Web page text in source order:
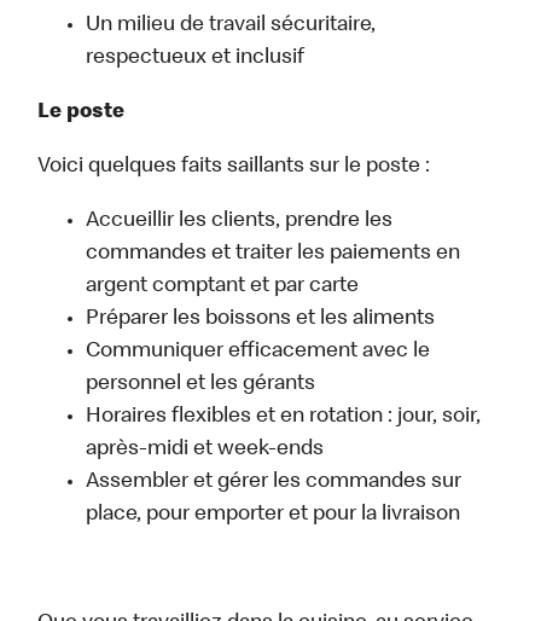
Un milieu de travail sécuritaire,
respectueux et inclusif
Le poste
Voici quelques faits saillants sur le poste :
Accueillir les clients, prendre les
commandes et traiter les paiements en
argent comptant et par carte
Préparer les boissons et les aliments
Communiquer efficacement avec le
personnel et les gérants
Horaires flexibles et en rotation : jour, soir,
après-midi et week-ends
Assembler et gérer les commandes sur
place, pour emporter et pour la livraison